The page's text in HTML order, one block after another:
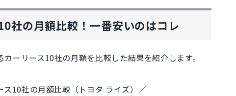
社の月額比較！一番安いのはコレ
カーリース10社の月額を比較した結果を紹介します。
ス10社の月額比較（トヨタ ライズ）／